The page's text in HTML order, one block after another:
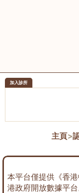
加入診所
主頁>
本平台僅提供《香
港政府開放數據平台